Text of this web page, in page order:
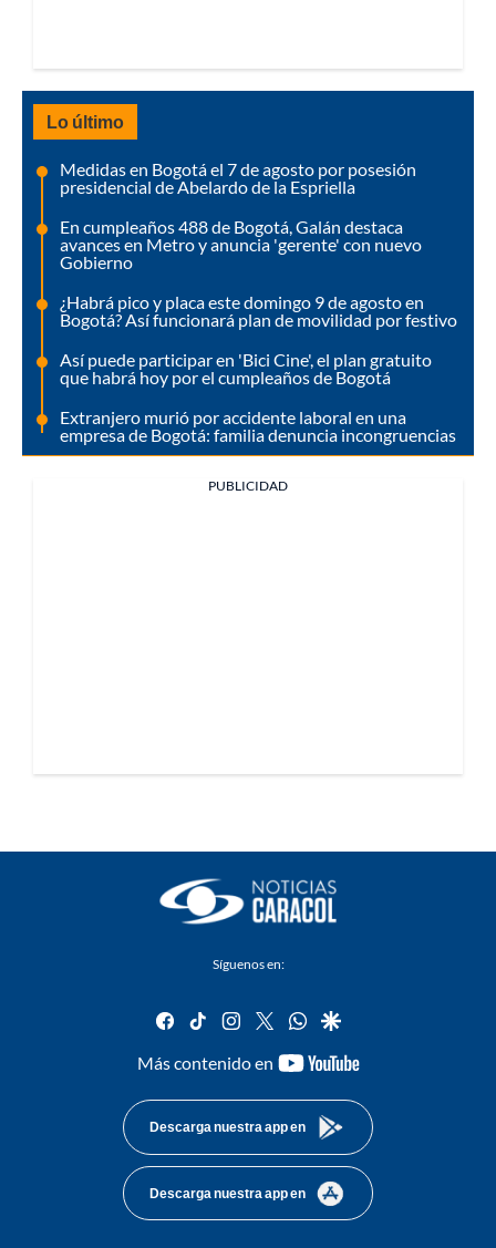
Lo último
Medidas en Bogotá el 7 de agosto por posesión
presidencial de Abelardo de la Espriella
En cumpleaños 488 de Bogotá, Galán destaca
avances en Metro y anuncia 'gerente' con nuevo
Gobierno
¿Habrá pico y placa este domingo 9 de agosto en
Bogotá? Así funcionará plan de movilidad por festivo
Así puede participar en 'Bici Cine', el plan gratuito
que habrá hoy por el cumpleaños de Bogotá
Extranjero murió por accidente laboral en una
empresa de Bogotá: familia denuncia incongruencias
PUBLICIDAD
Síguenos en:
facebook
tiktok instagram
twitterwhatsapp
google
Más contenido en
youtube-
Descarga nuestra app en
Descarga nuestra app en